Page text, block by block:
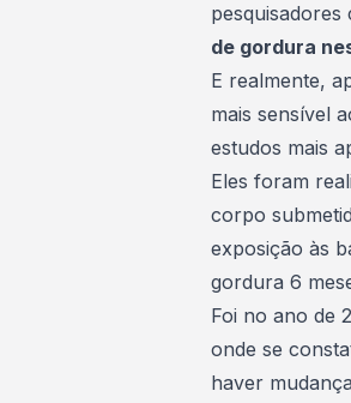
pesquisadores
de gordura
E realmente,
mais sensível
estudos mais
Eles foram
corpo
exposição às
gordura 6
Foi no ano de
onde se
haver